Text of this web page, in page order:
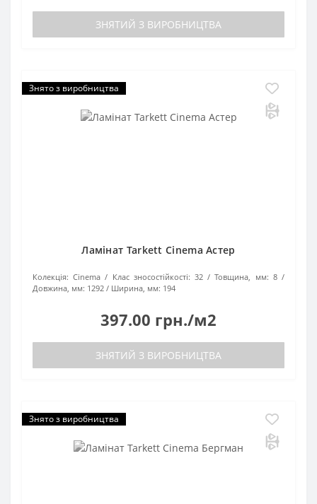
ЗНЯТИЙ З ВИРОБНИЦТВА
Знято з виробництва
Ламінат Tarkett Cinema Астер
Колекція: Cinema Клас зносостійкості: 32 Товщина, мм: 8
Довжина, мм: 1292 Ширина, мм: 194
397.00 грн./м2
ЗНЯТИЙ З ВИРОБНИЦТВА
Знято з виробництва